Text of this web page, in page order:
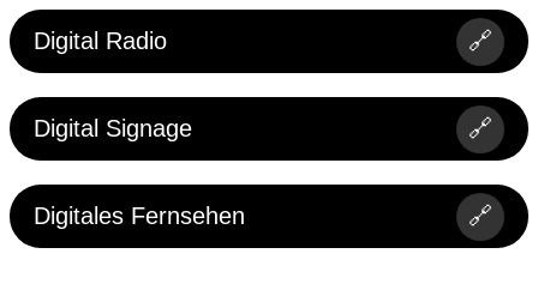
Digital Radio 🔗
Digital Signage 🔗
Digitales Fernsehen 🔗